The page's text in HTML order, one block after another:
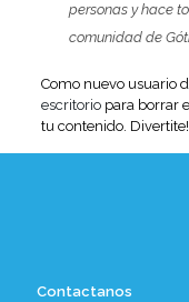
personas y hace
comunidad de
Como nuevo usuario
escritoriopara borrar
tu contenido. Divertite!
Contactanos